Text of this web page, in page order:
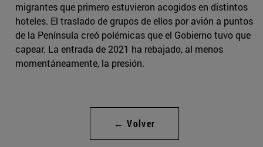
migrantes que primero estuvieron acogidos en distintos
hoteles. El traslado de grupos de ellos por avión a puntos
de la Península creó polémicas que el Gobierno tuvo que
capear. La entrada de 2021 ha rebajado, al menos
momentáneamente, la presión.
← Volver